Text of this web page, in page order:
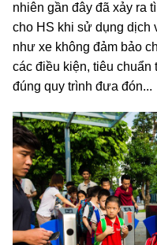
nhiên gần đây đã xảy ra
cho HS khi sử dụng dịch
như xe không đảm bảo
các điều kiện, tiêu
đúng quy trình đưa đón...